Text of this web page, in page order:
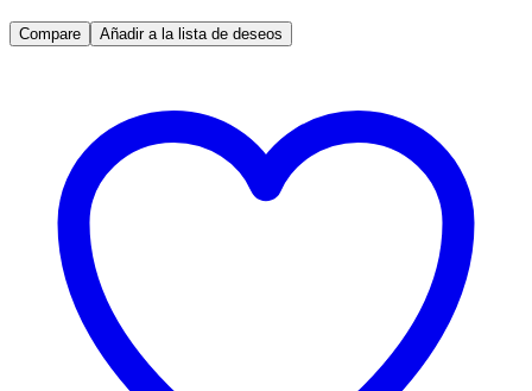
32GB
-
Compare Añadir a la lista de deseos